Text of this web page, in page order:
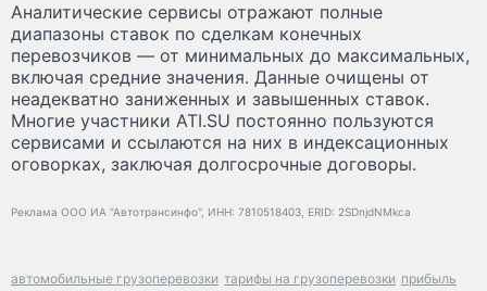
Аналитические сервисы отражают полные
диапазоны ставок по сделкам конечных
перевозчиков — от минимальных до максимальных,
включая средние значения. Данные очищены от
неадекватно заниженных и завышенных ставок.
Многие участники ATI.SU постоянно пользуются
сервисами и ссылаются на них в индексационных
оговорках, заключая долгосрочные договоры.
Реклама ООО ИА "Автотрансинфо", ИНН: 7810518403, ERID: 2SDnjdNMkca
автомобильные грузоперевозки тарифы на грузоперевозки прибыль